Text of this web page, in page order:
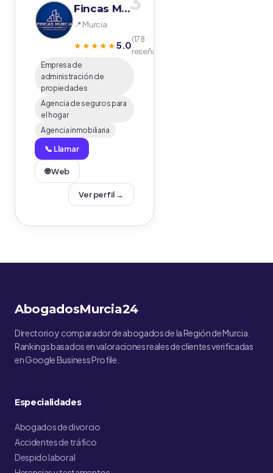
Fincas Murcia Administraciones S.L. Administradores de fincas
📍 Murcia
★★★★★5.0(178
reseñas)
Empresa de
administración de
propiedades
Agencia de seguros para
el hogar
Agencia inmobiliaria
📞 Llamar
🌐 Web
Ver perfil →
AbogadosMurcia24
Directorio y comparador de abogados de la Región de Murcia.
Rankings basados en valoraciones reales de clientes verificadas
en Google Business Profile.
Especialidades
Abogados de divorcio
Accidentes de tráfico
Despido laboral